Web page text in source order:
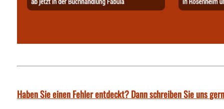
Haben Sie einen Fehler entdeckt? Dann schreiben Sie uns